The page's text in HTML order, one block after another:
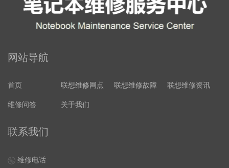
网站导航
首页 联想维修网点 联想维修故障 联想维修资讯
维修问答 关于我们
联系我们
维修电话